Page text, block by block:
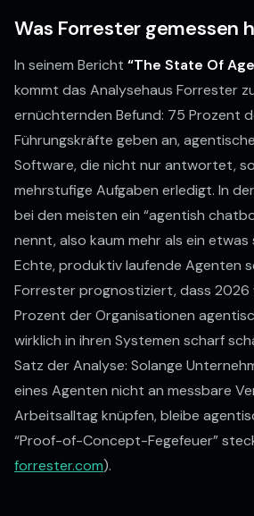
Was Forrester gemessen
In seinem Bericht “The State Of
kommt das Analysehaus Forrester
ernüchternden Befund: 75 Prozent
Führungskräfte geben an,
Software, die nicht nur antwortet,
mehrstufige Aufgaben erledigt. In
bei den meisten ein “agentish
nennt, also kaum mehr als ein
Echte, produktiv laufende Agenten
Forrester prognostiziert, dass 2026
Prozent der Organisationen
wirklich in ihren Systemen scharf
Satz der Analyse: Solange
eines Agenten nicht an messbare
Arbeitsalltag knüpfen, bleibe
“Proof-of-Concept-Fegefeuer”
forrester.com).